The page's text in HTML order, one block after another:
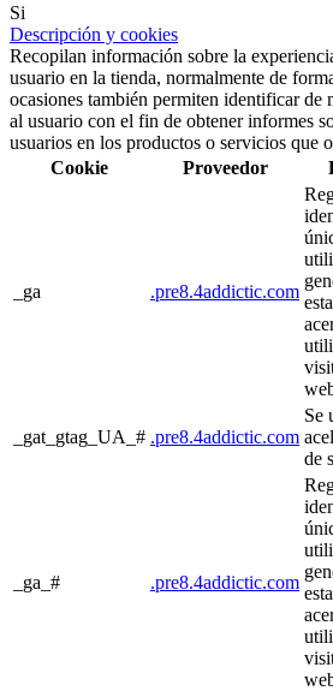
Si
Descripción y cookies
Recopilan información sobre la
usuario en la tienda, normalmente de
ocasiones también permiten identificar de
al usuario con el fin de obtener informes
usuarios en los productos o servicios que
Cookie
Proveedor
_ga .pre8.4addictic.com
_gat_gtag_UA_# .pre8.4addictic.com
Se
de
_ga_# .pre8.4addictic.com